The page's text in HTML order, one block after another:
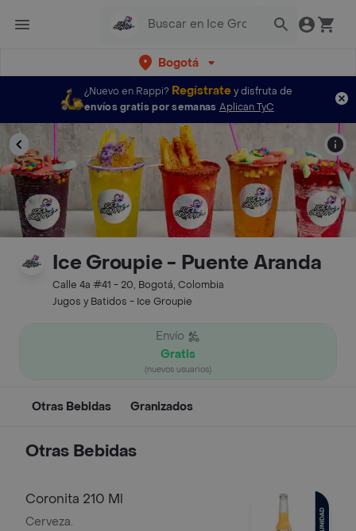
Bogotá
¿Nuevo en Rappi? Regístratey disfruta de
envíos gratis por semanas Aplican TyC
Ice Groupie - Puente Aranda
Calle 4a #41 - 20, Bogotá, Colombia
Jugos y Batidos - Ice Groupie
Envío
Gratis
(nuevos usuarios)
Otras Bebidas Granizados
Otras Bebidas
Coronita 210 Ml
Cerveza.